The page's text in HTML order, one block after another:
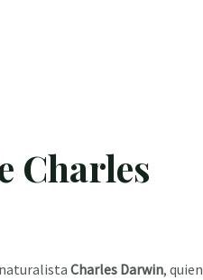
Charles
Charles Darwin, quien